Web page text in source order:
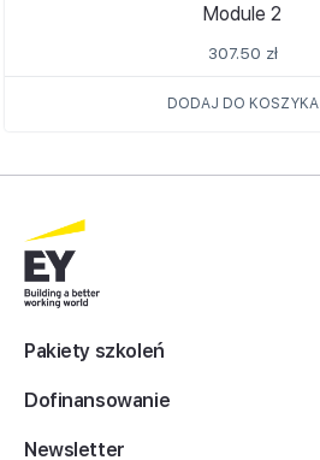
Module 2
307.50 zł
DODAJ DO KOSZYKA
Pakiety szkoleń
Dofinansowanie
Newsletter